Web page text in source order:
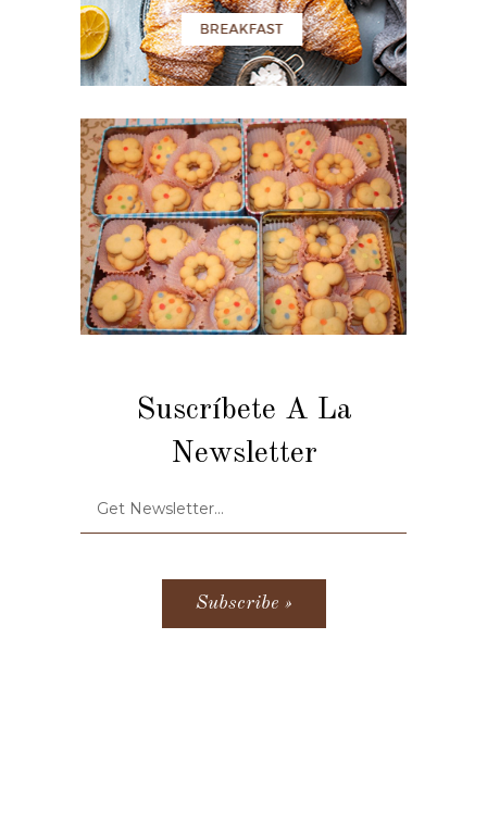
Suscríbete A La
Newsletter